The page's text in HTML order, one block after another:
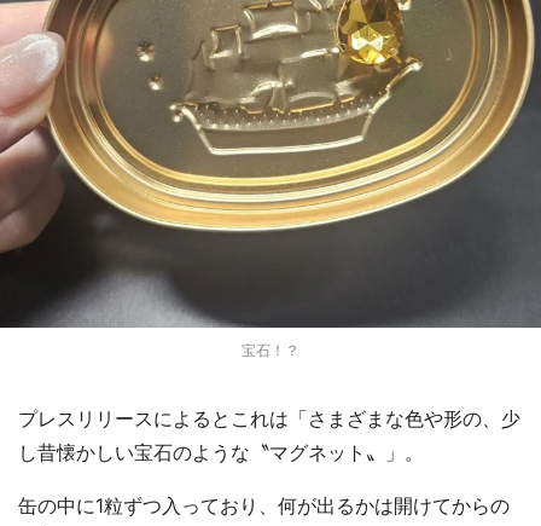
宝石！？
プレスリリースによるとこれは「さまざまな色や形の、少
し昔懐かしい宝石のような〝マグネット〟」。
缶の中に1粒ずつ入っており、何が出るかは開けてからの